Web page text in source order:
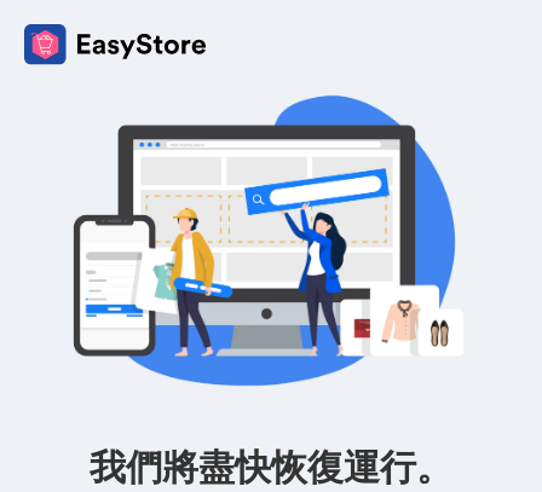
我們將盡快恢復運行。